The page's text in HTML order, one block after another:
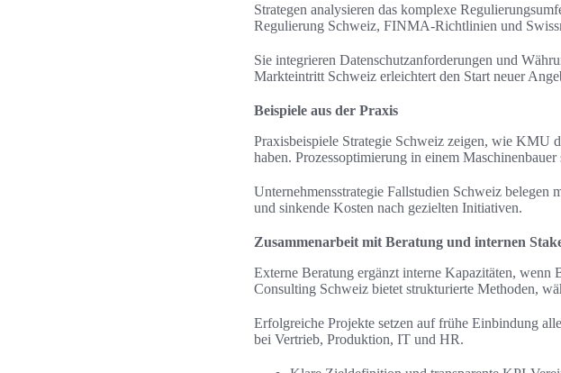
Strategen analysieren das komplexe
Regulierung Schweiz, FINMA-Richtlinien und
Sie integrieren Datenschutzanforderungen und
Markteintritt Schweiz erleichtert den Start neuer
Beispiele aus der Praxis
Praxisbeispiele Strategie Schweiz zeigen, wie KMU
haben. Prozessoptimierung in einem
Unternehmensstrategie Fallstudien Schweiz
und sinkende Kosten nach gezielten Initiativen.
Zusammenarbeit mit Beratung und internen
Externe Beratung ergänzt interne Kapazitäten,
Consulting Schweiz bietet strukturierte Methoden,
Erfolgreiche Projekte setzen auf frühe Einbindung
bei Vertrieb, Produktion, IT und HR.